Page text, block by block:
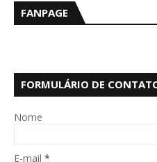
FANPAGE
FORMULÁRIO DE
Nome
E-mail *